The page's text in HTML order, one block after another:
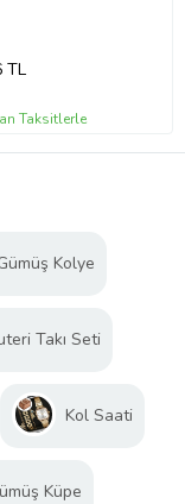
TL
Taksitlerle
Kolye
Takı Seti
Kol Saati
Küpe